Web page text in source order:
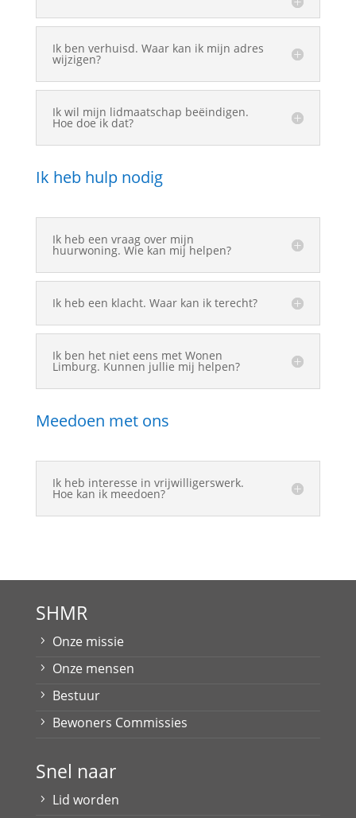
Ik ben verhuisd. Waar kan ik mijn adres
wijzigen?
Ik wil mijn lidmaatschap beëindigen.
Hoe doe ik dat?
Ik heb hulp nodig
Ik heb een vraag over mijn
huurwoning. Wie kan mij helpen?
Ik heb een klacht. Waar kan ik terecht?
Ik ben het niet eens met Wonen
Limburg. Kunnen jullie mij helpen?
Meedoen met ons
Ik heb interesse in vrijwilligerswerk.
Hoe kan ik meedoen?
SHMR
Onze missie
Onze mensen
Bestuur
Bewoners Commissies
Snel naar
Lid worden